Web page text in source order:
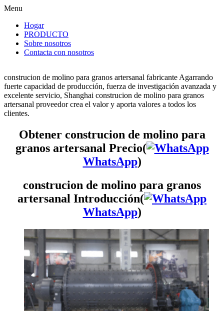
Menu
Hogar
PRODUCTO
Sobre nosotros
Contacta con nosotros
construcion de molino para granos artersanal fabricante Agarrando
fuerte capacidad de producción, fuerza de investigación avanzada y
excelente servicio, Shanghai construcion de molino para granos
artersanal proveedor crea el valor y aporta valores a todos los
clientes.
Obtener construcion de molino para
granos artersanal Precio(
WhatsApp)
construcion de molino para granos
artersanal Introducción(
WhatsApp)